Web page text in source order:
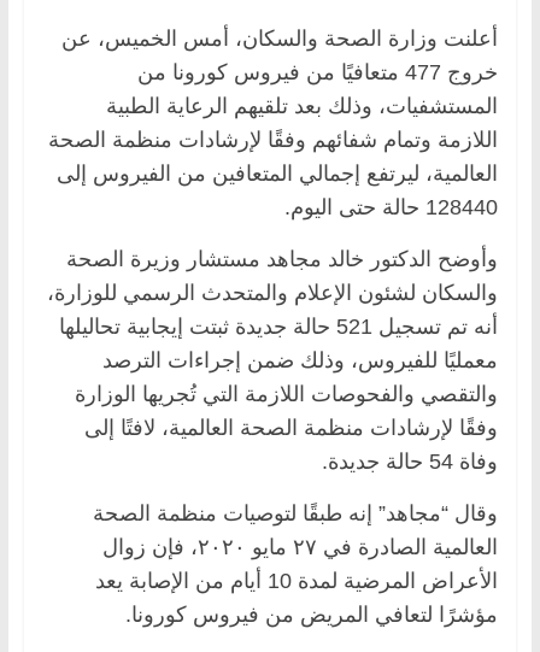
أعلنت وزارة الصحة والسكان، أمس الخميس، عن
خروج 477 متعافيًا من فيروس كورونا من
المستشفيات، وذلك بعد تلقيهم الرعاية الطبية
اللازمة وتمام شفائهم وفقًا لإرشادات منظمة الصحة
العالمية، ليرتفع إجمالي المتعافين من الفيروس إلى
128440 حالة حتى اليوم.
وأوضح الدكتور خالد مجاهد مستشار وزيرة الصحة
والسكان لشئون الإعلام والمتحدث الرسمي للوزارة،
أنه تم تسجيل 521 حالة جديدة ثبتت إيجابية تحاليلها
معمليًا للفيروس، وذلك ضمن إجراءات الترصد
والتقصي والفحوصات اللازمة التي تُجريها الوزارة
وفقًا لإرشادات منظمة الصحة العالمية، لافتًا إلى
وفاة 54 حالة جديدة.
وقال “مجاهد” إنه طبقًا لتوصيات منظمة الصحة
العالمية الصادرة في ٢٧ مايو ٢٠٢٠، فإن زوال
الأعراض المرضية لمدة 10 أيام من الإصابة يعد
مؤشرًا لتعافي المريض من فيروس كورونا.